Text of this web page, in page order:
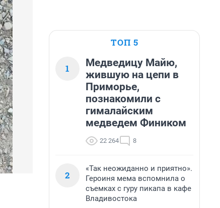
ТОП 5
1
Медведицу Майю,
жившую на цепи в
Приморье,
познакомили с
гималайским
медведем Фиником
22 264 8
2
«Так неожиданно и приятно».
Героиня мема вспомнила о
съемках с гуру пикапа в кафе
Владивостока